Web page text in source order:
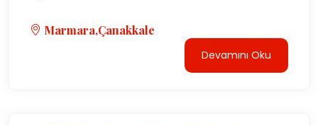
Marmara,Çanakkale
Devamını Oku